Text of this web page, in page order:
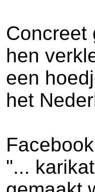
Concreet
hen
een
het
"...